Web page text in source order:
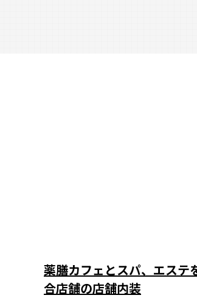
薬膳カフェとスパ、エステ
合店舗の店舗内装